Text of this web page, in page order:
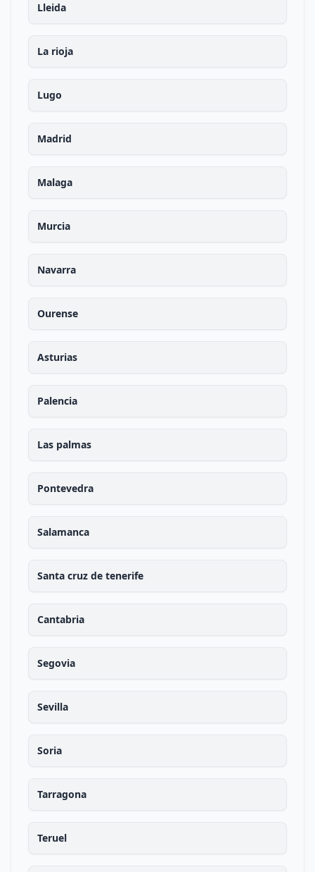
Lleida
La rioja
Lugo
Madrid
Malaga
Murcia
Navarra
Ourense
Asturias
Palencia
Las palmas
Pontevedra
Salamanca
Santa cruz de tenerife
Cantabria
Segovia
Sevilla
Soria
Tarragona
Teruel